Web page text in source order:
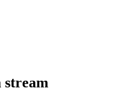
stream